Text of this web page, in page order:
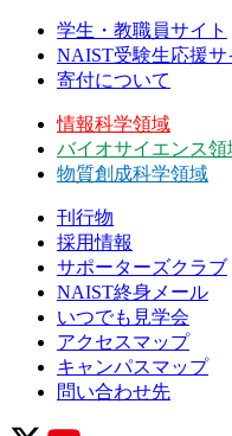
学生・教職員サイト
NAIST受験生応援サ
寄付について
情報科学領域
バイオサイエンス領
物質創成科学領域
刊行物
採用情報
サポーターズクラブ
NAIST終身メール
いつでも見学会
アクセスマップ
キャンパスマップ
問い合わせ先